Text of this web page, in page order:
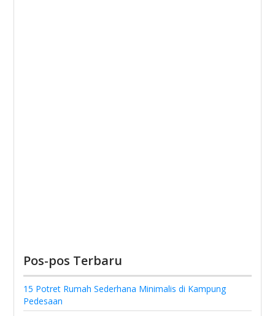
Pos-pos Terbaru
15 Potret Rumah Sederhana Minimalis di Kampung
Pedesaan